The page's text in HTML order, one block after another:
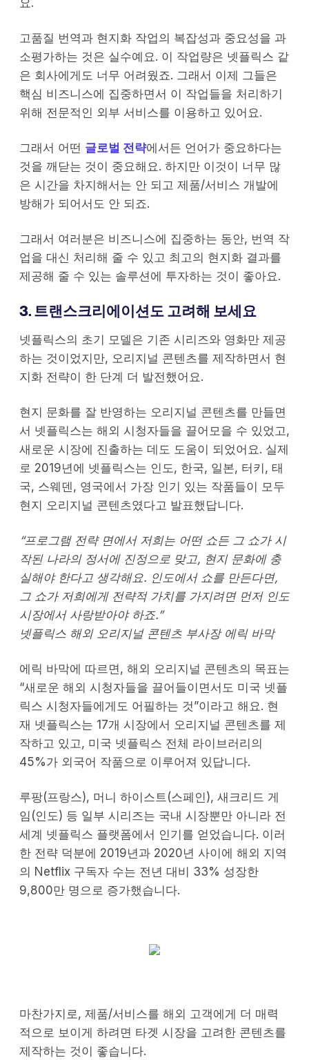
고품질 번역과 현지화 작업의 복잡성과 중요성을 과
소평가하는 것은 실수예요. 이 작업량은 넷플릭스 같
은 회사에게도 너무 어려웠죠. 그래서 이제 그들은
핵심 비즈니스에 집중하면서 이 작업들을 처리하기
위해 전문적인 외부 서비스를 이용하고 있어요.
그래서 어떤 글로벌 전략에서든 언어가 중요하다는
것을 깨닫는 것이 중요해요. 하지만 이것이 너무 많
은 시간을 차지해서는 안 되고 제품/서비스 개발에
방해가 되어서도 안 되죠.
그래서 여러분은 비즈니스에 집중하는 동안, 번역 작
업을 대신 처리해 줄 수 있고 최고의 현지화 결과를
제공해 줄 수 있는 솔루션에 투자하는 것이 좋아요.
3. 트랜스크리에이션도 고려해 보세요
넷플릭스의 초기 모델은 기존 시리즈와 영화만 제공
하는 것이었지만, 오리지널 콘텐츠를 제작하면서 현
지화 전략이 한 단계 더 발전했어요.
현지 문화를 잘 반영하는 오리지널 콘텐츠를 만들면
서 넷플릭스는 해외 시청자들을 끌어모을 수 있었고,
새로운 시장에 진출하는 데도 도움이 되었어요. 실제
로 2019년에 넷플릭스는 인도, 한국, 일본, 터키, 태
국, 스웨덴, 영국에서 가장 인기 있는 작품들이 모두
현지 오리지널 콘텐츠였다고 발표했답니다.
“프로그램 전략 면에서 저희는 어떤 쇼든 그 쇼가 시
작된 나라의 정서에 진정으로 맞고, 현지 문화에 충
실해야 한다고 생각해요. 인도에서 쇼를 만든다면,
그 쇼가 저희에게 전략적 가치를 가지려면 먼저 인도
시장에서 사랑받아야 하죠.”
넷플릭스 해외 오리지널 콘텐츠 부사장 에릭 바막
에릭 바막에 따르면, 해외 오리지널 콘텐츠의 목표는
“새로운 해외 시청자들을 끌어들이면서도 미국 넷플
릭스 시청자들에게도 어필하는 것”이라고 해요. 현
재 넷플릭스는 17개 시장에서 오리지널 콘텐츠를 제
작하고 있고, 미국 넷플릭스 전체 라이브러리의
45%가 외국어 작품으로 이루어져 있답니다.
루팡(프랑스), 머니 하이스트(스페인), 새크리드 게
임(인도) 등 일부 시리즈는 국내 시장뿐만 아니라 전
세계 넷플릭스 플랫폼에서 인기를 얻었습니다. 이러
한 전략 덕분에 2019년과 2020년 사이에 해외 지역
의 Netflix 구독자 수는 전년 대비 33% 성장한
9,800만 명으로 증가했습니다.
마찬가지로, 제품/서비스를 해외 고객에게 더 매력
적으로 보이게 하려면 타겟 시장을 고려한 콘텐츠를
제작하는 것이 좋습니다.